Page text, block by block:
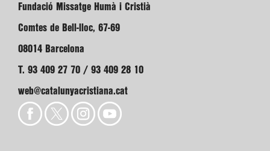
Fundació Missatge Humà i Cristià
Comtes de Bell-lloc, 67-69
08014 Barcelona
T. 93 409 27 70 / 93 409 28 10
web@catalunyacristiana.cat